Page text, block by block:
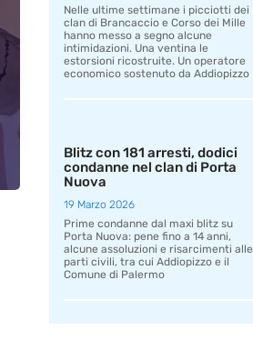
Nelle ultime settimane i picciotti dei
clan di Brancaccio e Corso dei Mille
hanno messo a segno alcune
intimidazioni. Una ventina le
estorsioni ricostruite. Un operatore
economico sostenuto da Addiopizzo
Blitz con 181 arresti, dodici
condanne nel clan di Porta
Nuova
19 Marzo 2026
Prime condanne dal maxi blitz su
Porta Nuova: pene fino a 14 anni,
alcune assoluzioni e risarcimenti alle
parti civili, tra cui Addiopizzo e il
Comune di Palermo